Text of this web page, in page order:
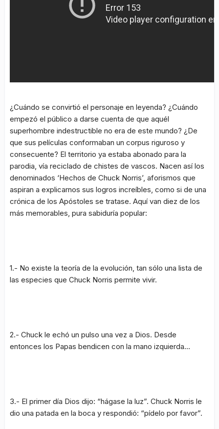
¿Cuándo se convirtió el personaje en leyenda? ¿Cuándo
empezó el público a darse cuenta de que aquél
superhombre indestructible no era de este mundo? ¿De
que sus películas conformaban un corpus riguroso y
consecuente? El territorio ya estaba abonado para la
parodia, vía reciclado de chistes de vascos. Nacen así los
denominados ‘Hechos de Chuck Norris’, aforismos que
aspiran a explicarnos sus logros increíbles, como si de una
crónica de los Apóstoles se tratase. Aquí van diez de los
más memorables, pura sabiduría popular:
1.- No existe la teoría de la evolución, tan sólo una lista de
las especies que Chuck Norris permite vivir.
2.- Chuck le echó un pulso una vez a Dios. Desde
entonces los Papas bendicen con la mano izquierda…
3.- El primer día Dios dijo: “hágase la luz”. Chuck Norris le
dio una patada en la boca y respondió: “pídelo por favor”.